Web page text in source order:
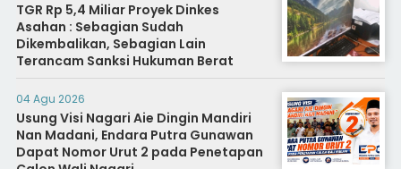
TGR Rp 5,4 Miliar Proyek Dinkes
Asahan : Sebagian Sudah
Dikembalikan, Sebagian Lain
Terancam Sanksi Hukuman Berat
04 Agu 2026
Usung Visi Nagari Aie Dingin Mandiri
Nan Madani, Endara Putra Gunawan
Dapat Nomor Urut 2 pada Penetapan